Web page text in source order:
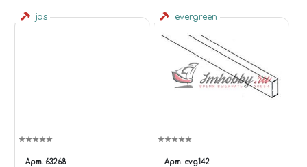
jas
Арт. 63268
evergreen
Арт. evg142